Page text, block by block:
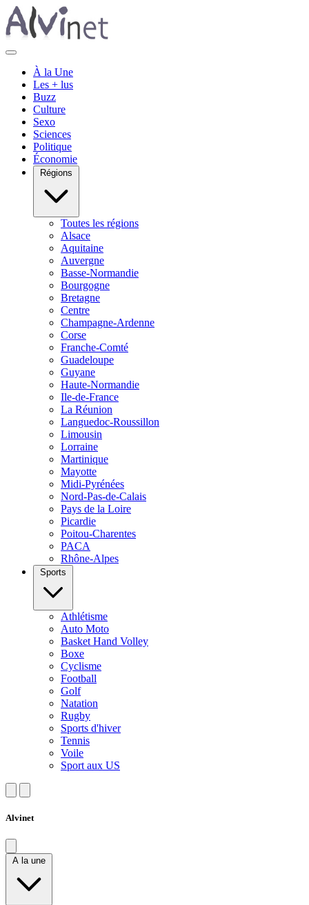
À la Une
Les + lus
Buzz
Culture
Sexo
Sciences
Politique
Économie
Régions
Toutes les régions
Alsace
Aquitaine
Auvergne
Basse-Normandie
Bourgogne
Bretagne
Centre
Champagne-Ardenne
Corse
Franche-Comté
Guadeloupe
Guyane
Haute-Normandie
Ile-de-France
La Réunion
Languedoc-Roussillon
Limousin
Lorraine
Martinique
Mayotte
Midi-Pyrénées
Nord-Pas-de-Calais
Pays de la Loire
Picardie
Poitou-Charentes
PACA
Rhône-Alpes
Sports
Athlétisme
Auto Moto
Basket Hand Volley
Boxe
Cyclisme
Football
Golf
Natation
Rugby
Sports d'hiver
Tennis
Voile
Sport aux US
Alvinet
A la une